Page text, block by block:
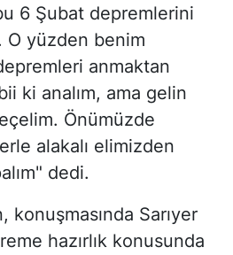
6 Şubat depremlerini
O yüzden benim
anmaktan
ki analım, ama gelin
Önümüzde
alakalı elimizden
dedi.
konuşmasında Sarıyer
hazırlık konusunda